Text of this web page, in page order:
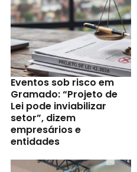
Eventos sob risco em
Gramado: “Projeto de
Lei pode inviabilizar
setor”, dizem
empresários e
entidades